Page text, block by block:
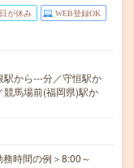
が休み WEB登録OK
から---分／守恒駅か
競馬場前(福岡県)駅か
時間の例＞8:00～